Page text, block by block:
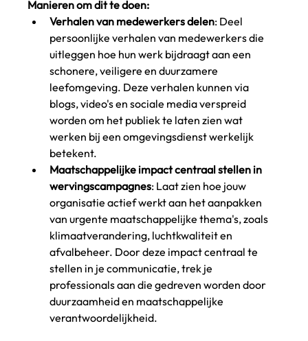
Manieren om dit te doen:
Verhalen van medewerkers delen: Deel
persoonlijke verhalen van medewerkers die
uitleggen hoe hun werk bijdraagt aan een
schonere, veiligere en duurzamere
leefomgeving. Deze verhalen kunnen via
blogs, video's en sociale media verspreid
worden om het publiek te laten zien wat
werken bij een omgevingsdienst werkelijk
betekent.
Maatschappelijke impact centraal stellen in
wervingscampagnes: Laat zien hoe jouw
organisatie actief werkt aan het aanpakken
van urgente maatschappelijke thema's, zoals
klimaatverandering, luchtkwaliteit en
afvalbeheer. Door deze impact centraal te
stellen in je communicatie, trek je
professionals aan die gedreven worden door
duurzaamheid en maatschappelijke
verantwoordelijkheid.